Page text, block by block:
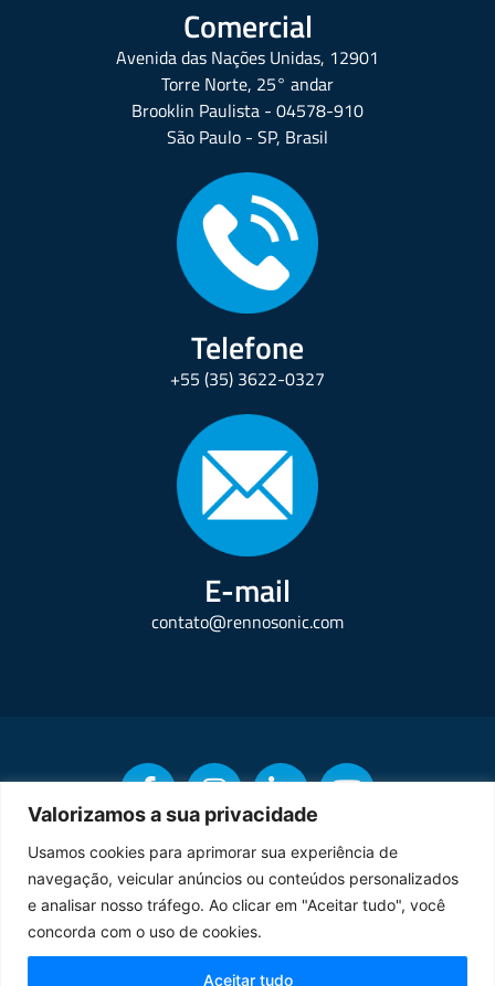
Valorizamos a sua privacidade
Usamos cookies para aprimorar sua experiência de
navegação, veicular anúncios ou conteúdos personalizados
e analisar nosso tráfego. Ao clicar em "Aceitar tudo", você
concorda com o uso de cookies.
Aceitar tudo
Comercial
Avenida das Nações Unidas, 12901
Torre Norte, 25° andar
Brooklin Paulista - 04578-910
São Paulo - SP, Brasil
Telefone
+55 (35) 3622-0327
E-mail
contato@rennosonic.com
Copyright © Rennosonic. Todos os direitos reservados.